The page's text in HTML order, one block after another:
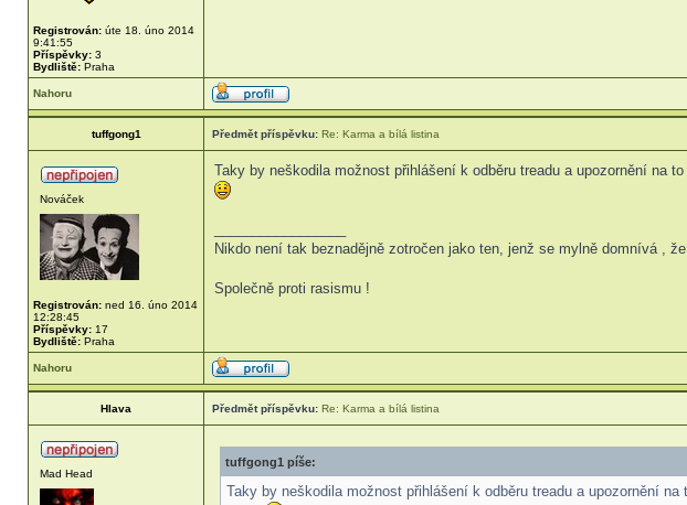
Registrován: úte 18. úno 2014
9:41:55
Příspěvky: 3
Bydliště: Praha
Nahoru
tuffgong1 Předmět příspěvku: Re: Karma a bílá listina
Nováček
Registrován: ned 16. úno 2014
12:28:45
Příspěvky: 17
Bydliště: Praha
Taky by neškodila možnost přihlášení k odběru treadu a upozornění na
Nikdo není tak beznadějně zotročen jako ten, jenž se mylně domnívá ,
Společně proti rasismu !
Nahoru
Hlava Předmět příspěvku: Re: Karma a bílá listina
Mad Head
tuffgong1 píše:
Taky by neškodila možnost přihlášení k odběru treadu a upozornění